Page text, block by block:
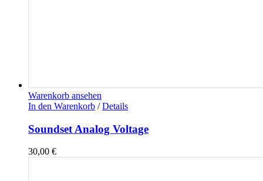
Warenkorb ansehen
In den Warenkorb / Details
Soundset Analog Voltage
30,00 €